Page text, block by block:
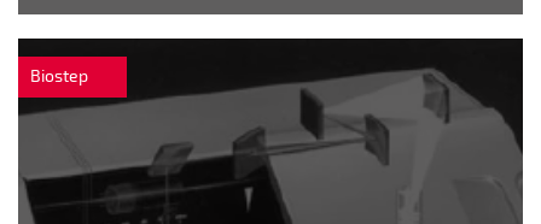
Biostep